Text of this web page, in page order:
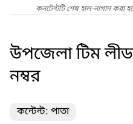
কনটেন্টটি শেষ হাল-নাগাদ
উপজেলা টিম
নম্বর
কন্টেন্ট: পাতা